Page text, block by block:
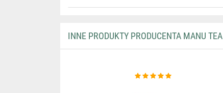
INNE PRODUKTY PRODUCENTA MANU TEA